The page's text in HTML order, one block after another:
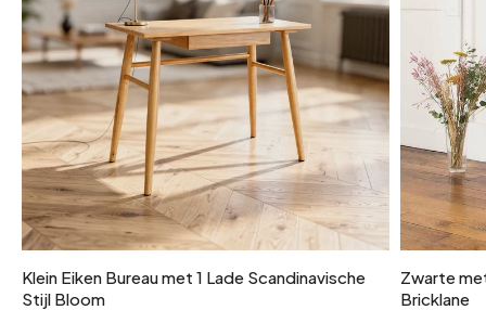
Klein Eiken Bureau met 1 Lade Scandinavische
Stijl Bloom
Zwarte
Bricklane